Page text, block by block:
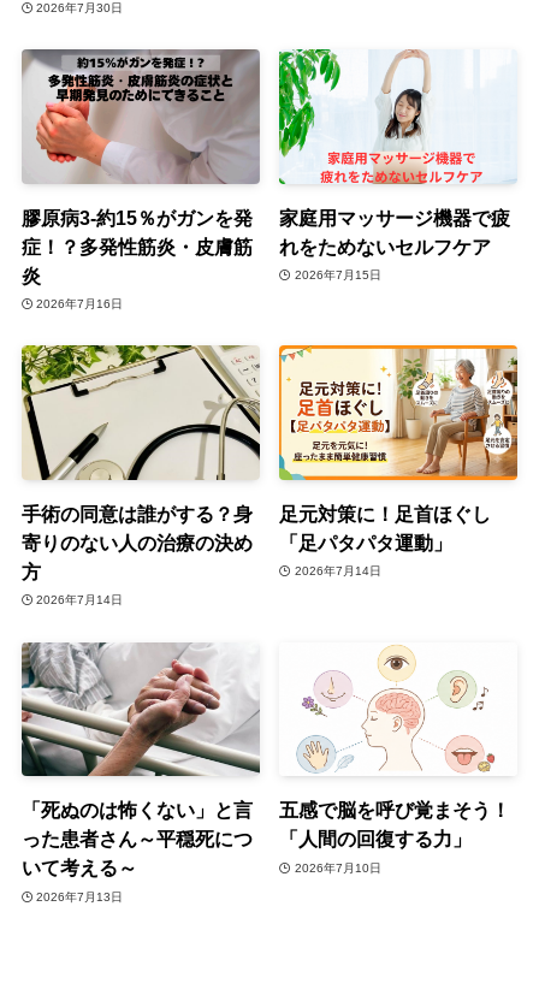
2026年7月30日
膠原病3-約15％がガンを発
症！？多発性筋炎・皮膚筋
炎
2026年7月16日
家庭用マッサージ機器で疲
れをためないセルフケア
2026年7月15日
手術の同意は誰がする？身
寄りのない人の治療の決め
方
2026年7月14日
足元対策に！足首ほぐし
「足パタパタ運動」
2026年7月14日
「死ぬのは怖くない」と言
った患者さん～平穏死につ
いて考える～
2026年7月13日
五感で脳を呼び覚まそう！
「人間の回復する力」
2026年7月10日